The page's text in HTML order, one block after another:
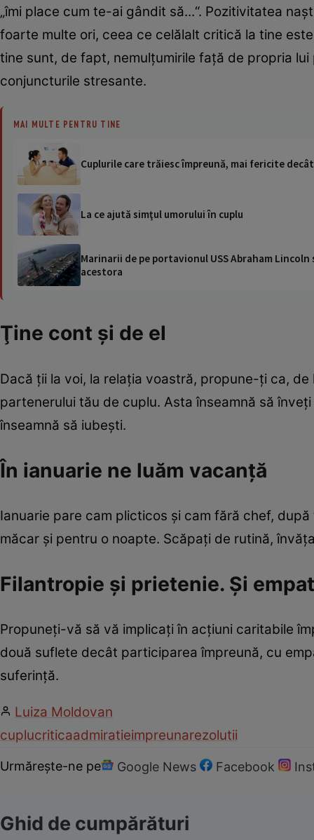
„îmi place cum te-ai gândit să...“. Pozitivitatea
foarte multe ori, ceea ce celălalt critică la tine
tine sunt, de fapt, nemulţumirile faţă de propria
conjuncturile stresante.
MAI MULTE PENTRU TINE
Cuplurile care trăiesc împreună, mai fericite
La ce ajută simţul umorului în cuplu
Marinarii de pe portavionul USS Abraham
acestora
Ţine cont şi de el
Dacă ţii la voi, la relaţia voastră, propune-ţi ca,
partenerului tău de cuplu. Asta înseamnă să
înseamnă să iubeşti.
În ianuarie ne luăm vacanţă
Ianuarie pare cam plicticos şi cam fără chef,
măcar şi pentru o noapte. Scăpaţi de rutină,
Filantropie şi prietenie. Şi
Propuneţi-vă să vă implicaţi în acţiuni caritabile
două suflete decât participarea împreună, cu
suferinţă.
Luiza Moldovan
cuplucriticaadmiratieimpreunarezolutii
Urmărește-ne pe Google News Facebook
Ghid de cumpărături